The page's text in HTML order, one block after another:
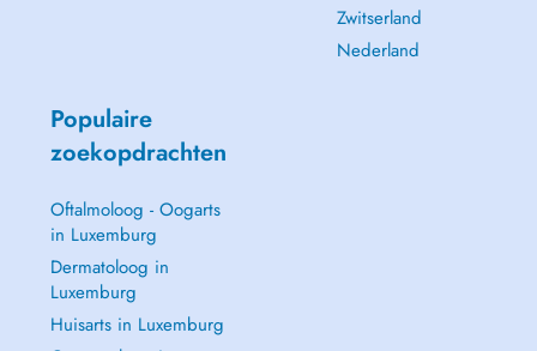
Zwitserland
Nederland
Populaire
zoekopdrachten
Oftalmoloog - Oogarts
in Luxemburg
Dermatoloog in
Luxemburg
Huisarts in Luxemburg